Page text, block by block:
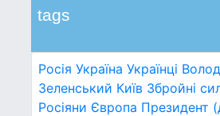
tags
Росія Україна Українці
Зеленський Київ Збройні
Росіяни Європа Президент